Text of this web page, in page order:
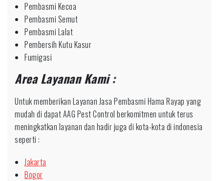
Pembasmi Kecoa
Pembasmi Semut
Pembasmi Lalat
Pembersih Kutu Kasur
Fumigasi
Area Layanan Kami :
Untuk memberikan Layanan Jasa Pembasmi Hama Rayap yang
mudah di dapat AAG Pest Control berkomitmen untuk terus
meningkatkan layanan dan hadir juga di kota-kota di indonesia
seperti :
Jakarta
Bogor